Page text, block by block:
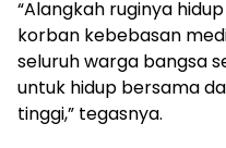
“Alangkah ruginya
korban kebebasan
seluruh warga bangsa
untuk hidup bersama
tinggi,” tegasnya.